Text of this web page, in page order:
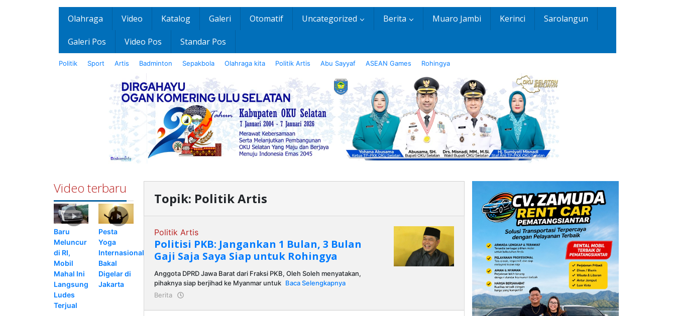
Olahraga Video Katalog Galeri Otomatif Uncategorized Berita Muaro Jambi Kerinci Sarolangun
Galeri Pos Video Pos Standar Pos
Politik Sport Artis Badminton Sepakbola Olahraga kita Politik Artis Abu Sayyaf ASEAN Games Rohingya
Video terbaru
Baru
Meluncur
di RI,
Mobil
Mahal Ini
Langsung
Ludes
Terjual
Pesta
Yoga
Internasional
Bakal
Digelar di
Jakarta
Topik: Politik Artis
Politik Artis
Politisi PKB: Jangankan 1 Bulan, 3 Bulan
Gaji Saja Saya Siap untuk Rohingya
Anggota DPRD Jawa Barat dari Fraksi PKB, Oleh Soleh menyatakan,
pihaknya siap berjihad ke Myanmar untuk Baca Selengkapnya
Berita